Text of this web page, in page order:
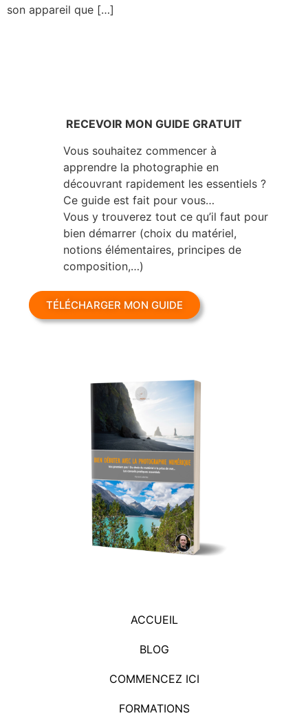
son appareil que […]
RECEVOIR MON GUIDE GRATUIT
Vous souhaitez commencer à
apprendre la photographie en
découvrant rapidement les essentiels ?
Ce guide est fait pour vous…
Vous y trouverez tout ce qu’il faut pour
bien démarrer (choix du matériel,
notions élémentaires, principes de
composition,…)
TÉLÉCHARGER MON GUIDE
ACCUEIL
BLOG
COMMENCEZ ICI
FORMATIONS